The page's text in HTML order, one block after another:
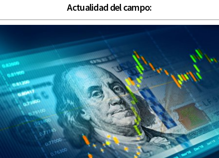
Actualidad del campo: